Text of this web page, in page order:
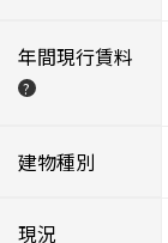
年間現行賃料
?
建物種別
現況